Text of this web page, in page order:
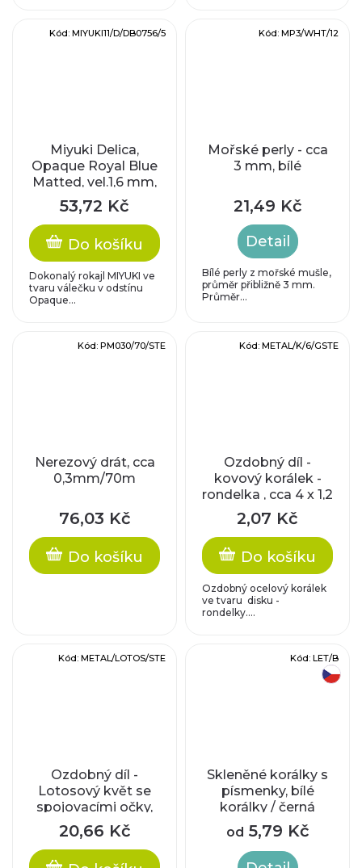
Miyuki Delica,
Opaque Royal Blue
Matted, vel.1,6 mm,
průtah 0,8 mm
53,72 Kč
Do košíku
Dokonalý rokajl MIYUKI ve
tvaru válečku v odstínu
Opaque...
Kód: MIYUKI11/D/DB0756/5
Mořské perly - cca
3 mm, bílé
21,49 Kč
Detail
Bílé perly z mořské mušle,
průměr přibližně 3 mm.
Průměr...
Kód: MP3/WHT/12
Nerezový drát, cca
0,3mm/70m
76,03 Kč
Do košíku
Kód: PM030/70/STE
Ozdobný díl -
kovový korálek -
rondelka , cca 4 x 1,2
mm, průměr dírky
cca 1,2 mm
2,07 Kč
Do košíku
Ozdobný ocelový korálek
ve tvaru disku -
rondelky....
Kód: METAL/K/6/GSTE
Ozdobný díl -
Lotosový květ se
spojovacími očky,
cca 18 x 23 x 1 mm
20,66 Kč
Kód: METAL/LOTOS/STE
Skleněné korálky s
písmenky, bílé
korálky / černá
písmenka
od 5,79 Kč
Kód: LET/B